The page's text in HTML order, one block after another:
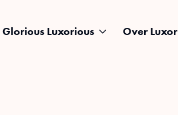
Glorious Luxorious Over Luxor